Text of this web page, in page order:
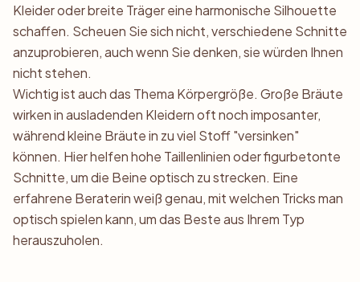
Kleider oder breite Träger eine harmonische Silhouette
schaffen. Scheuen Sie sich nicht, verschiedene Schnitte
anzuprobieren, auch wenn Sie denken, sie würden Ihnen
nicht stehen.
Wichtig ist auch das Thema Körpergröße. Große Bräute
wirken in ausladenden Kleidern oft noch imposanter,
während kleine Bräute in zu viel Stoff "versinken"
können. Hier helfen hohe Taillenlinien oder figurbetonte
Schnitte, um die Beine optisch zu strecken. Eine
erfahrene Beraterin weiß genau, mit welchen Tricks man
optisch spielen kann, um das Beste aus Ihrem Typ
herauszuholen.